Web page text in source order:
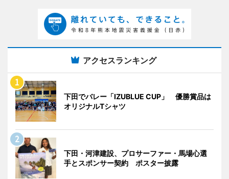
アクセスランキング
下田でバレー「IZUBLUE CUP」 優勝賞品は
オリジナルTシャツ
下田・河津建設、プロサーファー・馬場心選
手とスポンサー契約 ポスター披露